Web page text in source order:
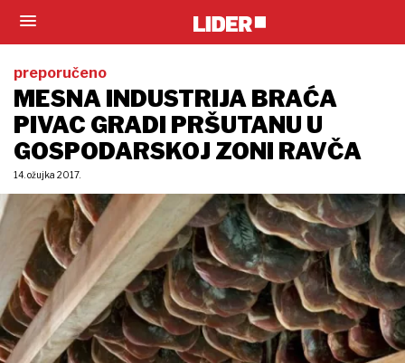
preporučeno
MESNA INDUSTRIJA BRAĆA
PIVAC GRADI PRŠUTANU U
GOSPODARSKOJ ZONI RAVČA
14. ožujka 2017.